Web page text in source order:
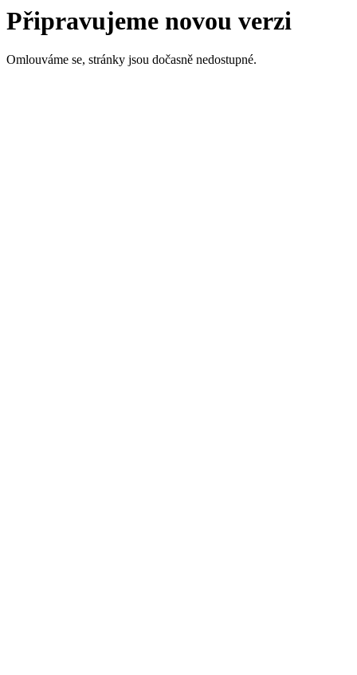
Připravujeme novou verzi
Omlouváme se, stránky jsou dočasně nedostupné.